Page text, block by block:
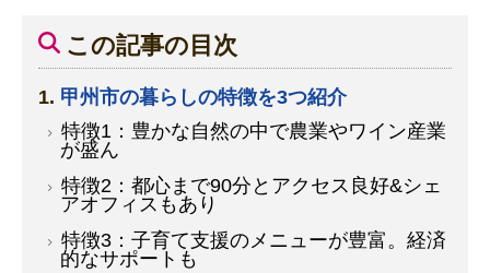
この記事の目次
甲州市の暮らしの特徴を3つ紹介
特徴1：豊かな自然の中で農業やワイン産業
が盛ん
特徴2：都心まで90分とアクセス良好&シェ
アオフィスもあり
特徴3：子育て支援のメニューが豊富。経済
的なサポートも